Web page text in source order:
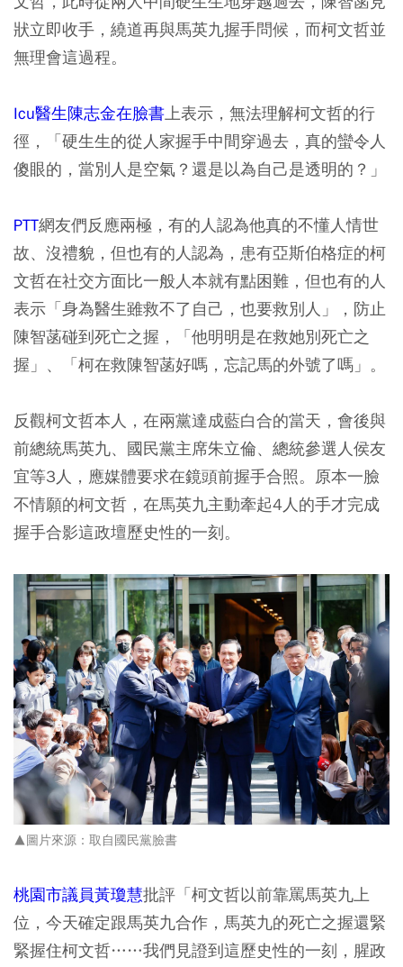
狀立即收手，繞道再與馬英九握手問候，而柯文哲並
無理會這過程。
Icu醫生陳志金在臉書上表示，無法理解柯文哲的行
徑，「硬生生的從人家握手中間穿過去，真的蠻令人
傻眼的，當別人是空氣？還是以為自己是透明的？」
PTT網友們反應兩極，有的人認為他真的不懂人情世
故、沒禮貌，但也有的人認為，患有亞斯伯格症的柯
文哲在社交方面比一般人本就有點困難，但也有的人
表示「身為醫生雖救不了自己，也要救別人」，防止
陳智菡碰到死亡之握，「他明明是在救她別死亡之
握」、「柯在救陳智菡好嗎，忘記馬的外號了嗎」。
反觀柯文哲本人，在兩黨達成藍白合的當天，會後與
前總統馬英九、國民黨主席朱立倫、總統參選人侯友
宜等3人，應媒體要求在鏡頭前握手合照。原本一臉
不情願的柯文哲，在馬英九主動牽起4人的手才完成
握手合影這政壇歷史性的一刻。
▲圖片來源：取自國民黨臉書
桃園市議員黃瓊慧批評「柯文哲以前靠罵馬英九上
位，今天確定跟馬英九合作，馬英九的死亡之握還緊
緊握住柯文哲……我們見證到這歷史性的一刻，腥政